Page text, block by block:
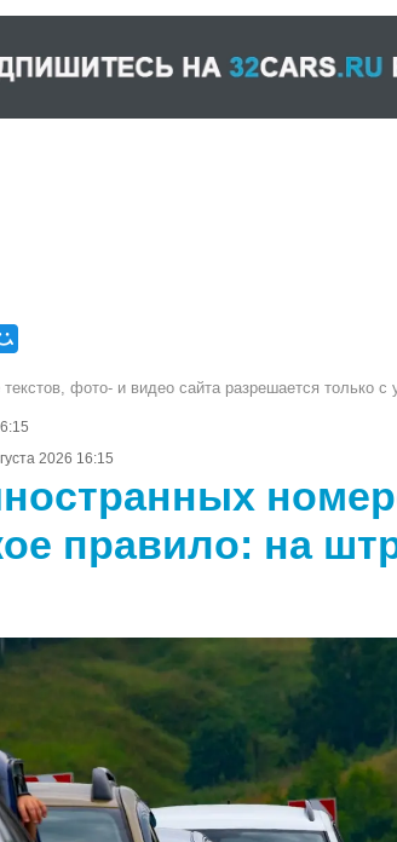
фото- и видео сайта разрешается только с
2026 16:15
правило: на